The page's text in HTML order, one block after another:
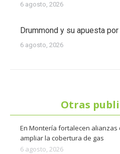
6 agosto, 2026
Drummond y su apuesta
6 agosto, 2026
Otras
En Montería fortalecen alianzas
ampliar la cobertura de gas
6 agosto, 2026